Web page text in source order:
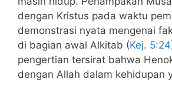
dengan Kristus pada waktu
demonstrasi nyata mengenai
di bagian awal Alkitab (Kej. 5:24
pengertian tersirat bahwa
dengan Allah dalam kehidupan